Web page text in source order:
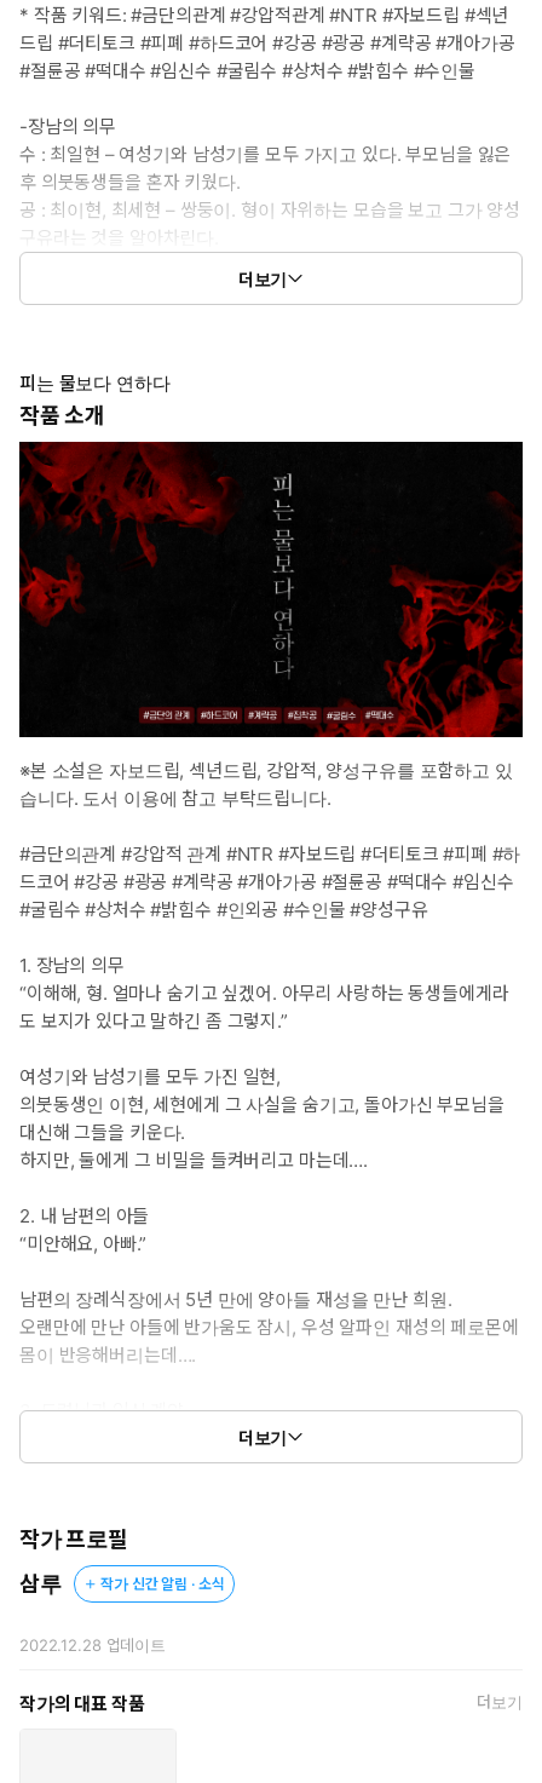
* 작품 키워드: #금단의관계 #강압적관계 #NTR #자보드립 #섹년
드립 #더티토크 #피폐 #하드코어 #강공 #광공 #계략공 #개아가공
#절륜공 #떡대수 #임신수 #굴림수 #상처수 #밝힘수 #수인물
-장남의 의무
수 : 최일현 – 여성기와 남성기를 모두 가지고 있다. 부모님을 잃은
후 의붓동생들을 혼자 키웠다.
공 : 최이현, 최세현 – 쌍둥이. 형이 자위하는 모습을 보고 그가 양성
구유라는 것을 알아차린다.
#의붓형제 #연하공 #쌍둥이공 #입걸레공 #개아가공 #떡대수 #굴
수 : 강희원 – 남편의 장례식장에서 5년 만에 양아들을 다시 만난다.
오랜만에 아들을 만나 반가웠던 것도 잠시, 갑자기 페로몬이 요동치
기 시작한다.
공 : 예재성 – 아버지의 후처인 희원에게 발정하다 들켜 사관학교로
쫓겨났다. 아버지라는 걸림돌이 없어진 지금, 그는 오랫동안 꿈꿔왔
던 일을 이루려 한다.
#새어머니수 #양아들공 #집착공 #알파공 #존댓말공 #복흑/계략
공 #오메가수 #다정수 #오메가버스
-도련님과 임신 계약
수 : 지인호 – 특이체질로 종에 관계 없이 임신할 수 있는 인간. 겉으
로는 아내, 실상은 씨받이로 우혁과 결혼한다. 하지만 우혁은 인호
를 찾지 않고, 오히려 우혁의 동생 우준이 인호를 찾아온다.
공 : 범우준 – 호랑이 수인. 형인 우혁과 일란성 쌍둥이로 외모는 똑
같으나 성격은 정반대다. 범가의 트러블 메이커. 형에게 소박맞은 형
수님에게 접근한다.
위해 어쩔 수 없이 암시장에서 인호를 사 왔지만, 그에게 관심조차
주지 않는다.
#형수수 #도련님공 #개아가공 #강공 #절륜공 #수인공 #굴림수
물
-진수, 성찬
그를 이용한다. 그러던 어느날, 온몸이 줄로 묶인 채 눈을 뜨게 된
다.
공 : 도성찬 – 오랫동안 진수를 짝사랑했다. 진수를 갖기 위해 계략
을 세우고 마침내 실행에 옮긴다.
수 #떡대수 #감금 #SM
* 공감 글귀: “미안해요, 아빠.”
더보기
피는 물보다 연하다
작품 소개
※본 소설은 자보드립, 섹년드립, 강압적, 양성구유를 포함하고 있
습니다. 도서 이용에 참고 부탁드립니다.
#금단의관계 #강압적 관계 #NTR #자보드립 #더티토크 #피폐 #하
드코어 #강공 #광공 #계략공 #개아가공 #절륜공 #떡대수 #임신수
#굴림수 #상처수 #밝힘수 #인외공 #수인물 #양성구유
1. 장남의 의무
“이해해, 형. 얼마나 숨기고 싶겠어. 아무리 사랑하는 동생들에게라
도 보지가 있다고 말하긴 좀 그렇지.”
여성기와 남성기를 모두 가진 일현,
의붓동생인 이현, 세현에게 그 사실을 숨기고, 돌아가신 부모님을
대신해 그들을 키운다.
하지만, 둘에게 그 비밀을 들켜버리고 마는데….
2. 내 남편의 아들
“미안해요, 아빠.”
남편의 장례식장에서 5년 만에 양아들 재성을 만난 희원.
오랜만에 만난 아들에 반가움도 잠시, 우성 알파인 재성의 페로몬에
몸이 반응해버리는데….
3. 도련님과 임신 계약
“첫 만남부터 이건 좀 실망인데. 형수님도 날 형님이랑 착각하시
네요.”
하지만 진짜 남편인 우혁은 인간에 혐오를 느껴 인호를 거부한다.
오히려 우진의 일란성 쌍둥이 동생 우준이 인호에게 접근을 하는
도 갖고 왔으니까.”
더보기
작가 프로필
삼루
작가 신간 알림 · 소식
2022.12.28 업데이트
작가의 대표 작품 더보기